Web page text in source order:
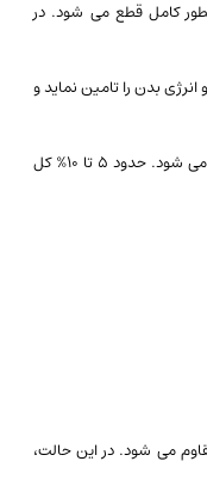
کامل قطع می شود. در
بدن را تامین نماید و
همین مساله افزایش شدید قند خون را سبب می شود. حدود ۵ تا ۱۰% کل
می شود. در این حالت،